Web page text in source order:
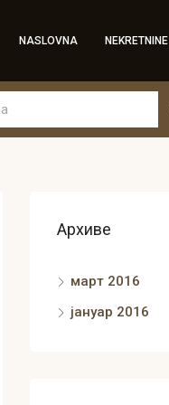
NASLOVNA NEKRETNINE
Архиве
март 2016
јануар 2016